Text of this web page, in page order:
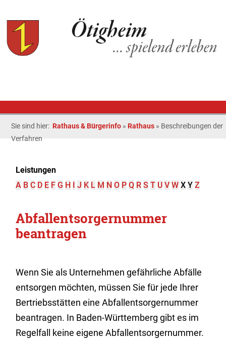
Sie sind hier: Rathaus & Bürgerinfo » Rathaus » Beschreibungen der
Verfahren
Leistungen
A B C D E F G H I J K L M N O P Q R S T U V W X Y Z
Abfallentsorgernummer
beantragen
Wenn Sie als Unternehmen gefährliche Abfälle
entsorgen möchten, müssen Sie für jede Ihrer
Bertriebsstätten eine Abfallentsorgernummer
beantragen. In Baden-Württemberg gibt es im
Regelfall keine eigene Abfallentsorgernummer.